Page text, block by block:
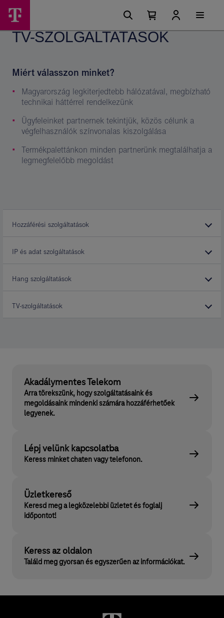
TV-
szolgáltatások
Telekom
csoport
Főmenü
lehetőségek
Kosárban
elemek
száma
Kosár
TV-SZOLGÁLTATÁSOK
Miért válasszon minket?
Magyarország legkiterjedtebb hálózatával, megbízható
technikai háttérrel rendelkezünk
Ügyfeleinket partnernek tekintjük, közös célunk a
végfelhasználók színvonalas kiszolgálása
Termékpalettánkon minden partnerünk megtalálhatja a
legmegfelelőbb megoldást
Hozzáférési szolgáltatások
IP és adat szolgáltatások
Hang szolgáltatások
TV-szolgáltatások
Akadálymentes Telekom
Arra törekszünk, hogy szolgáltatásaink és
megoldásaink mindenki számára hozzáférhetőek
legyenek.
Lépj velünk kapcsolatba
Keress minket chaten vagy telefonon.
Üzletkereső
Keresd meg a legközelebbi üzletet és foglalj
időpontot!
Keress az oldalon
Találd meg gyorsan és egyszerűen az információkat.